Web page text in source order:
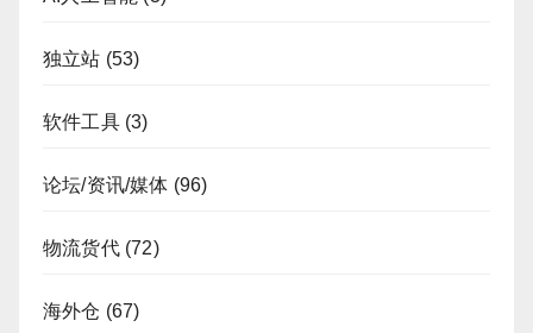
独立站 (53)
软件工具(3)
论坛/资讯/媒体 (96)
物流货代(72)
海外仓 (67)